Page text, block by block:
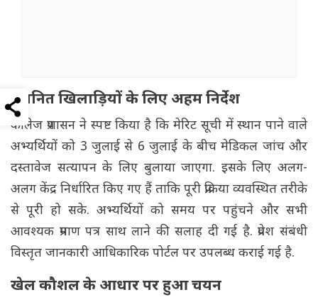
चयनित खिलाड़ियों के लिए अहम निर्देश
कॉलेज प्रशासन ने स्पष्ट किया है कि मेरिट सूची में स्थान पाने वाले
अभ्यर्थियों को 3 जुलाई से 6 जुलाई के बीच मेडिकल जांच और
दस्तावेज सत्यापन के लिए बुलाया जाएगा. इसके लिए अलग-
अलग केंद्र निर्धारित किए गए हैं ताकि पूरी प्रक्रिया व्यवस्थित तरीके
से पूरी हो सके. अभ्यर्थियों को समय पर पहुंचने और सभी
आवश्यक प्रमाण पत्र साथ लाने की सलाह दी गई है. प्रवेश संबंधी
विस्तृत जानकारी आधिकारिक पोर्टल पर उपलब्ध कराई गई है.
खेल कौशल के आधार पर हुआ चयन